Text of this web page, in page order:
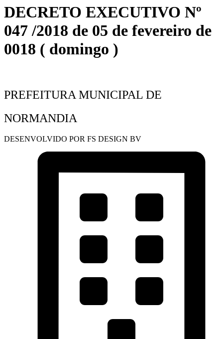
DECRETO EXECUTIVO Nº
047 /2018 de 05 de fevereiro de
0018 ( domingo )
PREFEITURA MUNICIPAL DE
NORMANDIA
DESENVOLVIDO POR FS DESIGN BV